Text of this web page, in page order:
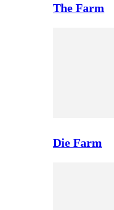
The Farm
Die Farm